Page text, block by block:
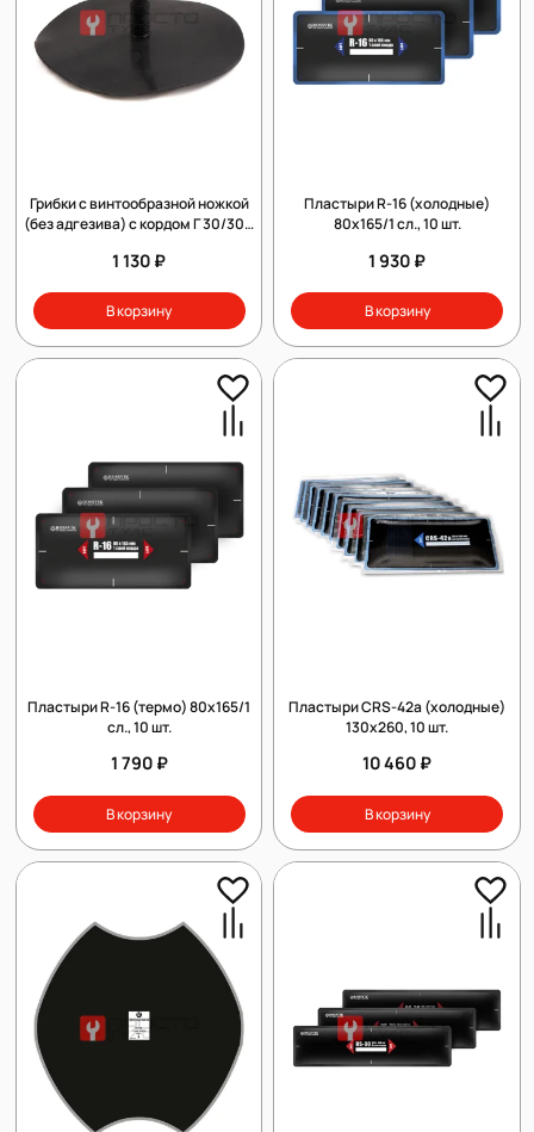
Грибки с винтообразной ножкой
(без адгезива) с кордом Г 30/300
1 130 ₽
В корзину
Пластыри R-16 (холодные)
80х165/1 сл., 10 шт.
1 930 ₽
В корзину
Пластыри R-16 (термо) 80х165/1
сл., 10 шт.
1 790 ₽
В корзину
Пластыри СRS-42а (холодные)
130х260, 10 шт.
10 460 ₽
В корзину